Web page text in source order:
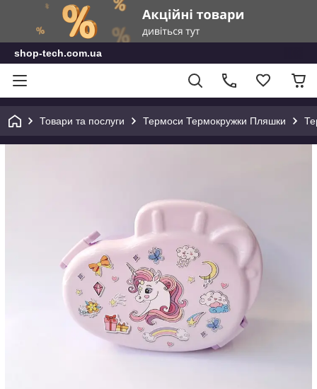
shop-tech.com.ua
Товари та послуги Термоси Термокружки Пляшки